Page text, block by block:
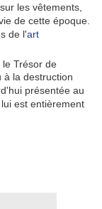
les vêtements,
de cette époque.
de l'art
le Trésor de
à la destruction
présentée au
est entièrement